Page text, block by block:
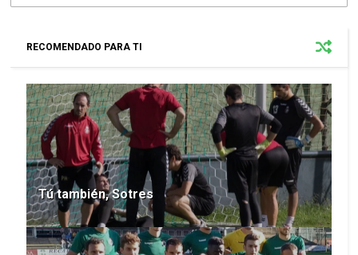
RECOMENDADO PARA TI
Tú también, Sotres